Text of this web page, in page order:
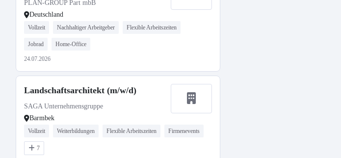
PLAN-GROUP Part mbB
Deutschland
Vollzeit Nachhaltiger Arbeitgeber Flexible Arbeitszeiten
Jobrad Home-Office
24.07.2026
Landschaftsarchitekt (m/w/d)
SAGA Unternehmensgruppe
Barmbek
Vollzeit Weiterbildungen Flexible Arbeitszeiten Firmenevents
7